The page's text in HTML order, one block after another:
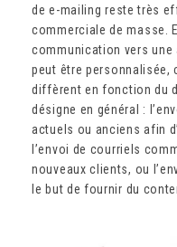
de e-mailing reste très
commerciale de masse.
communication vers une
peut être personnalisée,
diffèrent en fonction du
désigne en général :
actuels ou anciens afin
l’envoi de courriels
nouveaux clients, ou
le but de fournir du